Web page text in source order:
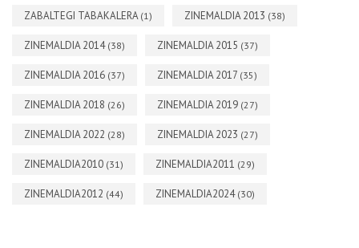
ZABALTEGI TABAKALERA (1) ZINEMALDIA 2013 (38)
ZINEMALDIA 2014 (38) ZINEMALDIA 2015 (37)
ZINEMALDIA 2016 (37) ZINEMALDIA 2017 (35)
ZINEMALDIA 2018 (26) ZINEMALDIA 2019 (27)
ZINEMALDIA 2022 (28) ZINEMALDIA 2023 (27)
ZINEMALDIA2010 (31) ZINEMALDIA2011 (29)
ZINEMALDIA2012 (44) ZINEMALDIA2024 (30)